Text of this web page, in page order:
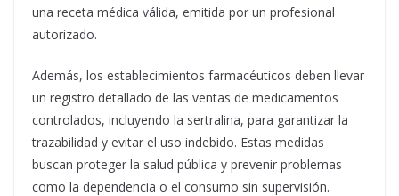
una receta médica válida, emitida por un profesional
autorizado.
Además, los establecimientos farmacéuticos deben llevar
un registro detallado de las ventas de medicamentos
controlados, incluyendo la sertralina, para garantizar la
trazabilidad y evitar el uso indebido. Estas medidas
buscan proteger la salud pública y prevenir problemas
como la dependencia o el consumo sin supervisión.